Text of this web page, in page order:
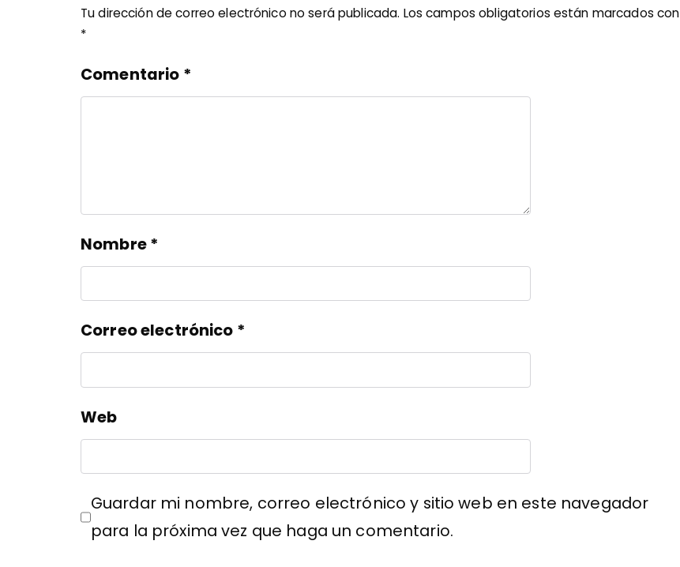
Tu dirección de correo electrónico no será publicada. Los campos obligatorios están marcados con
*
Comentario *
Nombre*
Correo electrónico *
Web
Guardar mi nombre, correo electrónico y sitio web en este navegador
para la próxima vez que haga un comentario.